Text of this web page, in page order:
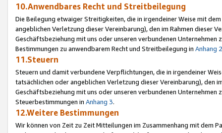
10.Anwendbares Recht und Streitbeilegung
Die Beilegung etwaiger Streitigkeiten, die in irgendeiner Weise mit
angeblichen Verletzung dieser Vereinbarung), den im Rahmen dieser
Geschäftsbeziehung mit uns oder unseren verbundenen
Bestimmungen zu anwendbarem Recht und Streitbeilegung in Anhang 2
11.Steuern
Steuern und damit verbundene Verpflichtungen, die in irgendeiner
tatsächlichen oder angeblichen Verletzung dieser Vereinbarung), den
Geschäftsbeziehung mit uns oder unseren verbundenen
Steuerbestimmungen in Anhang 3.
12.Weitere Bestimmungen
Wir können von Zeit zu Zeit Mitteilungen im Zusammenhang mit dem